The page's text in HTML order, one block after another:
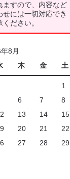
ますので、内容など
には一切対応でき
ださい。
8月
木 金 土
1
6 7
8
13 14
15
20 21
22
27 28
29